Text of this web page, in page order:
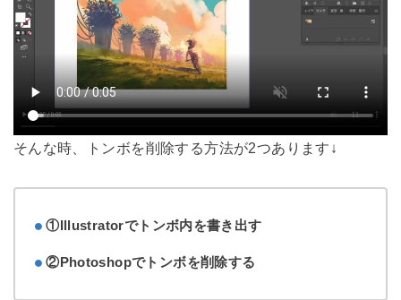
そんな時、トンボを削除する方法が2つあります↓
①Illustratorでトンボ内を書き出す
②Photoshopでトンボを削除する